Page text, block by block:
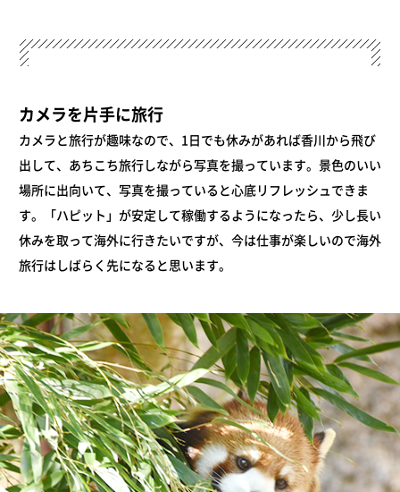
カメラを片手に旅行
カメラと旅行が趣味なので、1日でも休みがあれば香川から飛び
出して、あちこち旅行しながら写真を撮っています。景色のいい
場所に出向いて、写真を撮っていると心底リフレッシュできま
す。「ハピット」が安定して稼働するようになったら、少し長い
休みを取って海外に行きたいですが、今は仕事が楽しいので海外
旅行はしばらく先になると思います。